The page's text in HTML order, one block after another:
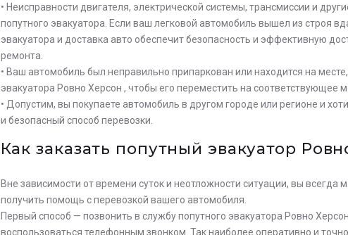
• Неисправности двигателя, электрической системы, трансмиссии и
попутного эвакуатора. Если ваш легковой автомобиль вышел из строя
эвакуатора и доставка авто обеспечит безопасность и эффективную
ремонта.
• Ваш автомобиль был неправильно припаркован или находится на
эвакуатора Ровно Херсон , чтобы его переместить на соответствующее
• Допустим, вы покупаете автомобиль в другом городе или регионе и
и безопасный способ перевозки.
Как заказать попутный эвакуатор
Вне зависимости от времени суток и неотложности ситуации, вы
получить помощь с перевозкой вашего автомобиля.
Первый способ — позвонить в службу попутного эвакуатора Ровно
воспользоваться телефонным звонком. Так наиболее оперативно и